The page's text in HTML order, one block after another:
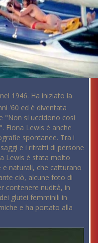
1946. Ha iniziato la
'60 ed è diventata
"Non si uccidono così
Fiona Lewis è anche
spontanee. Tra i
e i ritratti di persone
Lewis è stata molto
naturali, che catturano
ciò, alcune foto di
contenere nudità, in
glutei femminili in
e ha portato alla